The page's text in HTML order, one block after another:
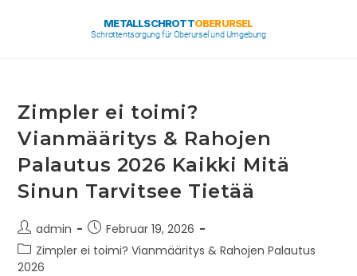
METALLSCHROTTOBERURSEL
Schrottentsorgung für Oberursel und Umgebung
Zimpler ei toimi?
Vianmääritys & Rahojen
Palautus 2026 Kaikki Mitä
Sinun Tarvitsee Tietää
admin
Februar 19, 2026
Zimpler ei toimi? Vianmääritys & Rahojen Palautus
2026